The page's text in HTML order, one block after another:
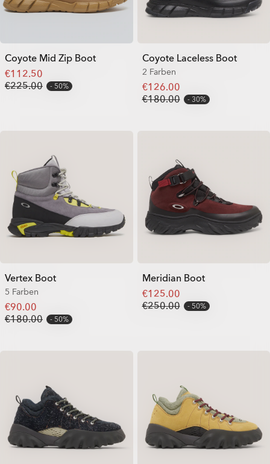
Coyote Mid Zip Boot
€112.50
€225.00
50%
Coyote Laceless Boot
2 Farben
€126.00
€180.00
30%
Vertex Boot
5 Farben
€90.00
€180.00
50%
Meridian Boot
€125.00
€250.00
50%